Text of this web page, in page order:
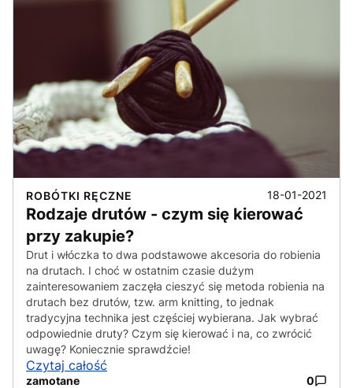
ROBÓTKI RĘCZNE 18-01-2021
Rodzaje drutów - czym się kierować
przy zakupie?
Drut i włóczka to dwa podstawowe akcesoria do robienia
na drutach. I choć w ostatnim czasie dużym
zainteresowaniem zaczęła cieszyć się metoda robienia na
drutach bez drutów, tzw. arm knitting, to jednak
tradycyjna technika jest częściej wybierana. Jak wybrać
odpowiednie druty? Czym się kierować i na, co zwrócić
uwagę? Koniecznie sprawdźcie!
Czytaj całość
zamotane 0